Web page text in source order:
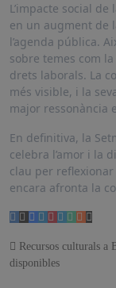
L’impacte social
en un augment de
l’agenda pública.
sobre temes com
drets laborals. La
més visible, i la
major ressonància
En definitiva, la
celebra l’amor i la
clau per
encara afronta la
Navegación
de
Recursos culturals a
disponibles